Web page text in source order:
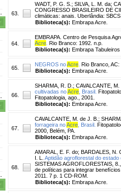
63.
WADT, P. G. S. ; SILVA, L. M. da;
CONGRESSO BRASILEIRO DE
climáticas: anais. Uberlândia:
Biblioteca(s): Embrapa Acre.
64.
EMBRAPA. Centro de Pesquisa
Acre Rio Branco: 1992. n.p.
Biblioteca(s): Embrapa
65.
NEGROS noAcre Rio Branco,
Biblioteca(s): Embrapa Acre.
66.
SHARMA, R. D. ; CAVALCANTE,
cultivadas noAcre , Brasil.
Fitopatologia, ago., 2001.
Biblioteca(s): Embrapa Acre.
67.
CAVALCANTE, M. de J. B. ;
forrageira noAcre , Brasil.
2000, Belém, PA.
Biblioteca(s): Embrapa Acre.
68.
AMARAL, E. F. do; BARDALES, N.
I. L.
Aptidão agroflorestal do estado
SISTEMAS AGROFLORESTAIS,
de políticas para integrar
2011. 7 p. 1 CD-ROM.
Biblioteca(s): Embrapa Acre.